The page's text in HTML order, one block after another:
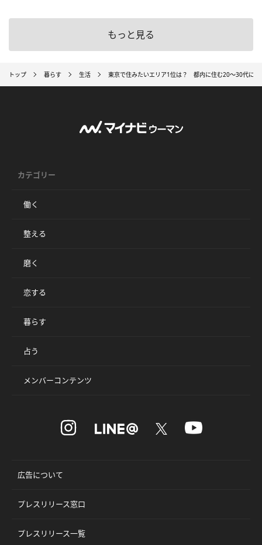
もっと見る
トップ 暮らす 生活 東京で住みたいエリア1位は？ 都内に住む20～30代に人
カテゴリー
働く
整える
磨く
恋する
暮らす
占う
メンバーコンテンツ
広告について
プレスリリース窓口
プレスリリース一覧